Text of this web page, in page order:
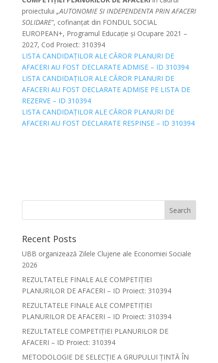
proiectului „AUTONOMIE SI INDEPENDENTA PRIN AFACERI
SOLIDARE”, cofinanțat din FONDUL SOCIAL
EUROPEAN+, Programul Educație și Ocupare 2021 –
2027, Cod Proiect: 310394
LISTA CANDIDAȚILOR ALE CĂROR PLANURI DE
AFACERI AU FOST DECLARATE ADMISE – ID 310394
LISTA CANDIDAȚILOR ALE CĂROR PLANURI DE
AFACERI AU FOST DECLARATE ADMISE PE LISTA DE
REZERVE – ID 310394
LISTA CANDIDAȚILOR ALE CĂROR PLANURI DE
AFACERI AU FOST DECLARATE RESPINSE – ID 310394
Recent Posts
UBB organizează Zilele Clujene ale Economiei Sociale
2026
REZULTATELE FINALE ALE COMPETIȚIEI
PLANURILOR DE AFACERI – ID Proiect: 310394
REZULTATELE FINALE ALE COMPETIȚIEI
PLANURILOR DE AFACERI – ID Proiect: 310394
REZULTATELE COMPETIȚIEI PLANURILOR DE
AFACERI – ID Proiect: 310394
METODOLOGIE DE SELECȚIE A GRUPULUI ȚINTĂ ÎN